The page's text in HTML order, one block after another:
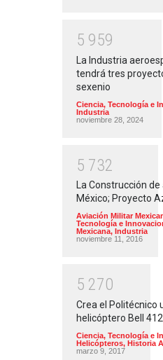
5 959
La Industria
tendrá tres
sexenio
Ciencia, Tecnología e
Industria
noviembre 28, 2024
5 732
La Construcción de
México; Proyecto
Aviación Militar
Tecnología e
Mexicana, Industria
noviembre 11, 2016
5 270
Crea el Politécnico
helicóptero Bell 412.
Ciencia, Tecnología e
Helicópteros, Historia
marzo 9, 2017